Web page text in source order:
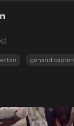
gehandicapten